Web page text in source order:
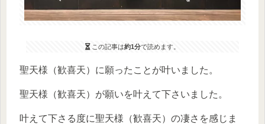
この記事は約1分で読めます。
聖天様（歓喜天）に願ったことが叶いました。
聖天様（歓喜天）が願いを叶えて下さいました。
叶えて下さる度に聖天様（歓喜天）の凄さを感じま